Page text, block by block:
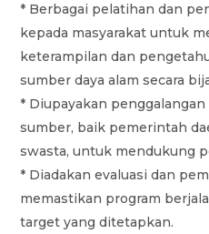
* Berbagai pelatihan dan
kepada masyarakat untuk
keterampilan dan
sumber daya alam secara
* Diupayakan
sumber, baik pemerintah
swasta, untuk mendukung
* Diadakan evaluasi dan
memastikan program
target yang ditetapkan.